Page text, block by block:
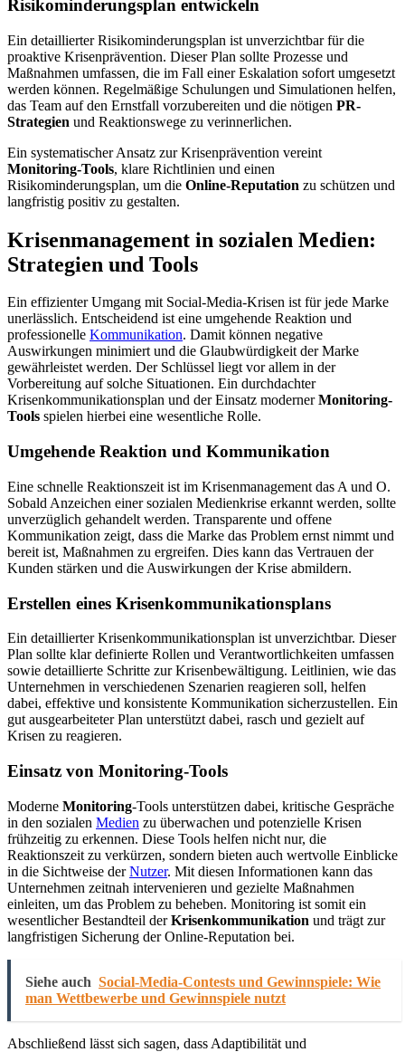
Risikominderungsplan entwickeln
Ein detaillierter Risikominderungsplan ist unverzichtbar für die
proaktive Krisenprävention. Dieser Plan sollte Prozesse und
Maßnahmen umfassen, die im Fall einer Eskalation sofort umgesetzt
werden können. Regelmäßige Schulungen und Simulationen helfen,
das Team auf den Ernstfall vorzubereiten und die nötigen PR-
Strategien und Reaktionswege zu verinnerlichen.
Ein systematischer Ansatz zur Krisenprävention vereint
Monitoring-Tools, klare Richtlinien und einen
Risikominderungsplan, um die Online-Reputation zu schützen und
langfristig positiv zu gestalten.
Krisenmanagement in sozialen Medien:
Strategien und Tools
Ein effizienter Umgang mit Social-Media-Krisen ist für jede Marke
unerlässlich. Entscheidend ist eine umgehende Reaktion und
professionelle Kommunikation. Damit können negative
Auswirkungen minimiert und die Glaubwürdigkeit der Marke
gewährleistet werden. Der Schlüssel liegt vor allem in der
Vorbereitung auf solche Situationen. Ein durchdachter
Krisenkommunikationsplan und der Einsatz modernerMonitoring-
Tools spielen hierbei eine wesentliche Rolle.
Umgehende Reaktion und Kommunikation
Eine schnelle Reaktionszeit ist im Krisenmanagement das A und O.
Sobald Anzeichen einer sozialen Medienkrise erkannt werden, sollte
unverzüglich gehandelt werden. Transparente und offene
Kommunikation zeigt, dass die Marke das Problem ernst nimmt und
bereit ist, Maßnahmen zu ergreifen. Dies kann das Vertrauen der
Kunden stärken und die Auswirkungen der Krise abmildern.
Erstellen eines Krisenkommunikationsplans
Ein detaillierter Krisenkommunikationsplan ist unverzichtbar. Dieser
Plan sollte klar definierte Rollen und Verantwortlichkeiten umfassen
sowie detaillierte Schritte zur Krisenbewältigung. Leitlinien, wie das
Unternehmen in verschiedenen Szenarien reagieren soll, helfen
dabei, effektive und konsistente Kommunikation sicherzustellen. Ein
gut ausgearbeiteter Plan unterstützt dabei, rasch und gezielt auf
Krisen zu reagieren.
Einsatz von Monitoring-Tools
Moderne Monitoring-Tools unterstützen dabei, kritische Gespräche
in den sozialen Medien zu überwachen und potenzielle Krisen
frühzeitig zu erkennen. Diese Tools helfen nicht nur, die
Reaktionszeit zu verkürzen, sondern bieten auch wertvolle Einblicke
in die Sichtweise derNutzer. Mit diesen Informationen kann das
Unternehmen zeitnah intervenieren und gezielte Maßnahmen
einleiten, um das Problem zu beheben. Monitoring ist somit ein
wesentlicher Bestandteil derKrisenkommunikation und trägt zur
langfristigen Sicherung der Online-Reputation bei.
Siehe auch Social-Media-Contests und Gewinnspiele: Wie
man Wettbewerbe und Gewinnspiele nutzt
Abschließend lässt sich sagen, dass Adaptibilität und